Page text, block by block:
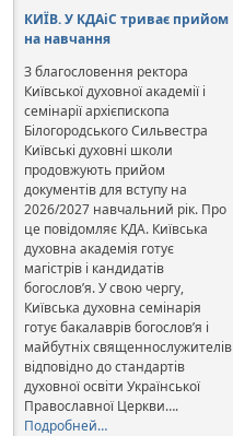
КИЇВ. У КДАіС триває прийом
на навчання
З благословення ректора
Київської духовної академії і
семінарії архієпископа
Білогородського Сильвестра
Київські духовні школи
продовжують прийом
документів для вступу на
2026/2027 навчальний рік. Про
це повідомляє КДА. Київська
духовна академія готує
магістрів і кандидатів
богослов’я. У свою чергу,
Київська духовна семінарія
готує бакалаврів богослов’я і
майбутніх священнослужителів
відповідно до стандартів
духовної освіти Української
Православної Церкви….
Подробней…